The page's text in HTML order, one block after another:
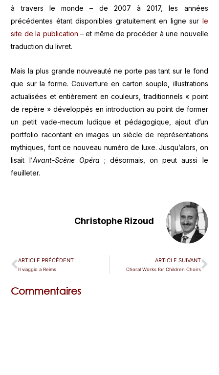
à travers le monde – de 2007 à 2017, les années
précédentes étant disponibles gratuitement en ligne sur le
site de la publication – et même de procéder à une nouvelle
traduction du livret.
Mais la plus grande nouveauté ne porte pas tant sur le fond
que sur la forme. Couverture en carton souple, illustrations
actualisées et entièrement en couleurs, traditionnels « point
de repère » développés en introduction au point de former
un petit vade-mecum ludique et pédagogique, ajout d’un
portfolio racontant en images un siècle de représentations
mythiques, font ce nouveau numéro de luxe. Jusqu’alors, on
lisait l’Avant-Scène Opéra ; désormais, on peut aussi le
feuilleter.
Christophe Rizoud
ARTICLE PRÉCÉDENT
Il viaggio a Reims
ARTICLE SUIVANT
Choral Works for Children Choirs
Commentaires